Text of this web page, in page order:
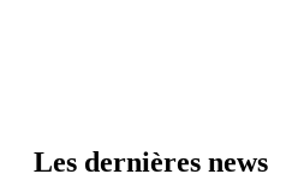
Les dernières news